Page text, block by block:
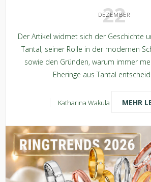
22
DEZEMBER
Der Artikel widmet sich der Geschichte
Tantal, seiner Rolle in der modernen
sowie den Gründen, warum immer
Eheringe aus Tantal
Katharina Wakula MEHR